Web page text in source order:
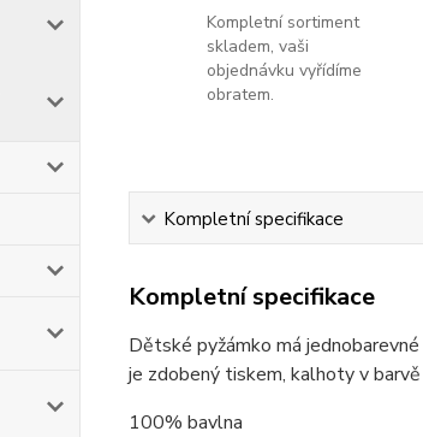
Kompletní sortiment
skladem, vaši
objednávku vyřídíme
obratem.
Kompletní specifikace
Kompletní specifikace
Dětské pyžámko má
je zdobený tiskem, kalhoty v
100% bavlna